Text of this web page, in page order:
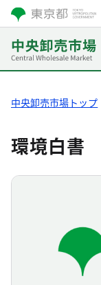
中央卸売市場トップ
環境白書